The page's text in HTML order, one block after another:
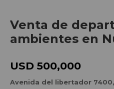
Venta de
ambientes en
USD 500,000
Avenida del libertador 7400,